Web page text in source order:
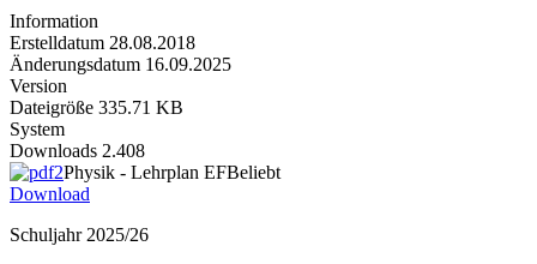
Information
Erstelldatum 28.08.2018
Änderungsdatum 16.09.2025
Version
Dateigröße 335.71 KB
System
Downloads 2.408
Physik - Lehrplan EFBeliebt
Download
Schuljahr 2025/26